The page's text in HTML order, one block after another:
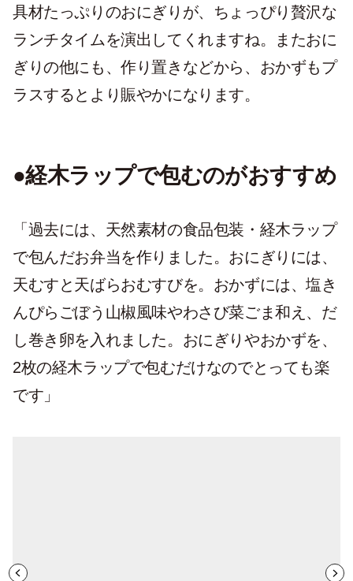
具材たっぷりのおにぎりが、ちょっぴり贅沢な
ランチタイムを演出してくれますね。またおに
ぎりの他にも、作り置きなどから、おかずもプ
ラスするとより賑やかになります。
●経木ラップで包むのがおすすめ
「過去には、天然素材の食品包装・経木ラップ
で包んだお弁当を作りました。おにぎりには、
天むすと天ばらおむすびを。おかずには、塩き
んぴらごぼう山椒風味やわさび菜ごま和え、だ
し巻き卵を入れました。おにぎりやおかずを、
2枚の経木ラップで包むだけなのでとっても楽
です」